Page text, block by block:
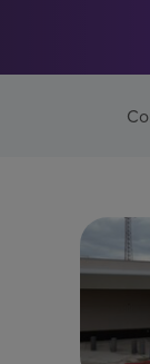
Buscar un centro